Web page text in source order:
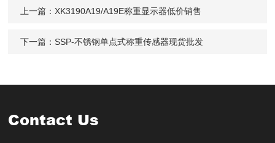
上一篇： XK3190A19/A19E称重显示器低价销售
下一篇： SSP-不锈钢单点式称重传感器现货批发
Contact Us